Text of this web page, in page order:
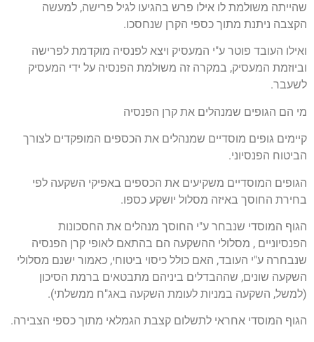
שהייתה משולמת לו אילו פרש בהגיעו לגיל פרישה, למעשה
הקצבה ניתנת מתוך כספי הקרן שנחסכו.
ואילו העובד פוטר ע"י המעסיק ויצא לפנסיה מוקדמת לפרישה
וביוזמת המעסיק, במקרה זה משולמת הפנסיה על ידי המעסיק
לשעבר.
מי הם הגופים שמנהלים את קרן הפנסיה
קיימים גופים מוסדיים שמנהלים את הכספים המופקדים לצורך
הביטוח הפנסיוני.
הגופים המוסדיים משקיעים את הכספים באפיקי השקעה לפי
בחירת החוסך באיזה מסלול יושקע כספו.
הגוף המוסדי שנבחר ע"י החוסך מנהלים את החסכונות
הפנסיוניים , מסלולי ההשקעה הם בהתאם לאופי קרן הפנסיה
שנבחרה ע"י העובד, האם כולל כיסוי ביטוחי, כאמור ישנם מסלולי
השקעה שונים, שההבדלים ביניהם מתבטאים ברמת הסיכון
(למשל, השקעה במניות לעומת השקעה באג"ח ממשלתי).
הגוף המוסדי אחראי לתשלום קצבת הגמלאי מתוך כספי הצבירה.